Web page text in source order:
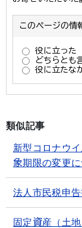
類似記事
新型コロナウ
象期限の変更
法人市民税申告
固定資産（土